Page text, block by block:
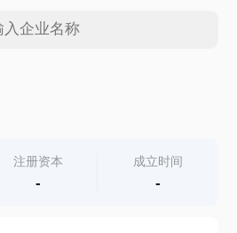
注册资本
-
成立时间
-